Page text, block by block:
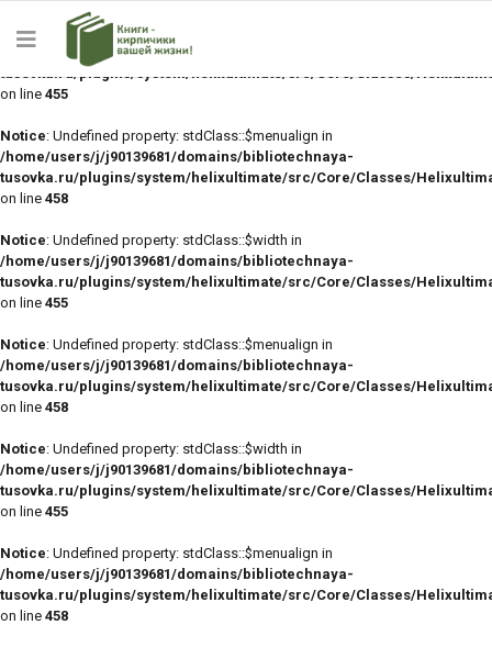
Notice
: Undefined property: stdClass::$width in
/home/users/j/j90139681/domains/bibliotechnaya-
tusovka.ru/plugins/system/helixultimate/src/Core/Classes/
on line 455
Notice: Undefined property: stdClass::$menualign in
/home/users/j/j90139681/domains/bibliotechnaya-
tusovka.ru/plugins/system/helixultimate/src/Core/Classes/
on line 458
Notice: Undefined property: stdClass::$width in
/home/users/j/j90139681/domains/bibliotechnaya-
tusovka.ru/plugins/system/helixultimate/src/Core/Classes/
on line 455
Notice: Undefined property: stdClass::$menualign in
/home/users/j/j90139681/domains/bibliotechnaya-
tusovka.ru/plugins/system/helixultimate/src/Core/Classes/
on line 458
Notice: Undefined property: stdClass::$width in
/home/users/j/j90139681/domains/bibliotechnaya-
tusovka.ru/plugins/system/helixultimate/src/Core/Classes/
on line 455
Notice: Undefined property: stdClass::$menualign in
/home/users/j/j90139681/domains/bibliotechnaya-
tusovka.ru/plugins/system/helixultimate/src/Core/Classes/
on line 458